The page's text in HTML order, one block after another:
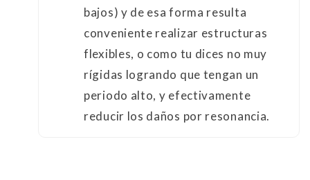
bajos) y de esa forma resulta
conveniente realizar estructuras
flexibles, o como tu dices no muy
rígidas logrando que tengan un
periodo alto, y efectivamente
reducir los daños por resonancia.